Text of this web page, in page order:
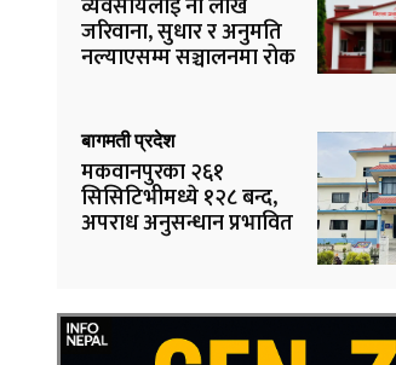
जरिवाना, सुधार र अनुमति
नल्याएसम्म सञ्चालनमा रोक
बागमती प्रदेश
मकवानपुरका २६१
सिसिटिभीमध्ये १२८ बन्द,
अपराध अनुसन्धान प्रभावित